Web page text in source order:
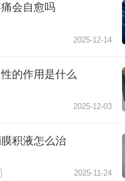
会自愈吗
2025-12-14
的作用是什么
2025-12-03
积液怎么治
2025-11-24